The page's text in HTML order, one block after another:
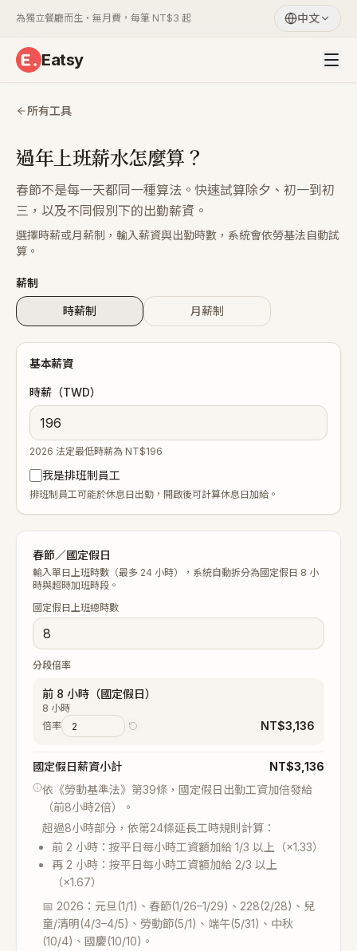
為獨立餐廳而生・無月費，每筆 NT$3 起 中文
Eatsy
所有工具
過年上班薪水怎麼算？
春節不是每一天都同一種算法。快速試算除夕、初一到初
三，以及不同假別下的出勤薪資。
選擇時薪或月薪制，輸入薪資與出勤時數，系統會依勞基法自動試
算。
薪制
時薪制 月薪制
基本薪資
時薪（TWD）
2026 法定最低時薪為 NT$196
我是排班制員工
排班制員工可能於休息日出勤，開啟後可計算休息日加給。
春節／國定假日
輸入單日上班時數（最多 24 小時），系統自動拆分為國定假日 8 小
時與超時加班時段。
國定假日上班總時數
分段倍率
前 8 小時（國定假日）
8 小時
倍率
NT$3,136
國定假日薪資小計 NT$3,136
依《勞動基準法》第39條，國定假日出勤工資加倍發給
（前8小時2倍）。
超過8小時部分，依第24條延長工時規則計算：
前 2 小時：按平日每小時工資額加給 1/3 以上（×1.33）
再 2 小時：按平日每小時工資額加給 2/3 以上
（×1.67）
📅 2026：元旦(1/1)、春節(1/26–1/29)、228(2/28)、兒
童/清明(4/3–4/5)、勞動節(5/1)、端午(5/31)、中秋
(10/4)、國慶(10/10)。